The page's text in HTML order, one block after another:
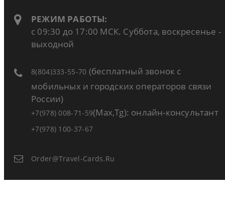
РЕЖИМ РАБОТЫ:
с 09:30 до 17:00 МСК. Суббота, воскресенье -
выходной
8(804)333-55-70 (бесплатный звонок с
мобильных и городских операторов связи
России)
+7(978) 008-71-59(Max,Tg): онлайн-консультант
+7(978) 100-37-67
Order@travel-Cards.ru